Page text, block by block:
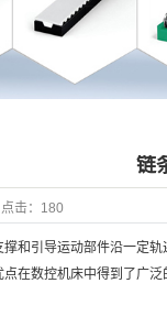
链
点击： 180
和引导运动部件沿一定
在数控机床中得到了广泛